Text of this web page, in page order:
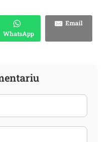
WhatsApp
Email